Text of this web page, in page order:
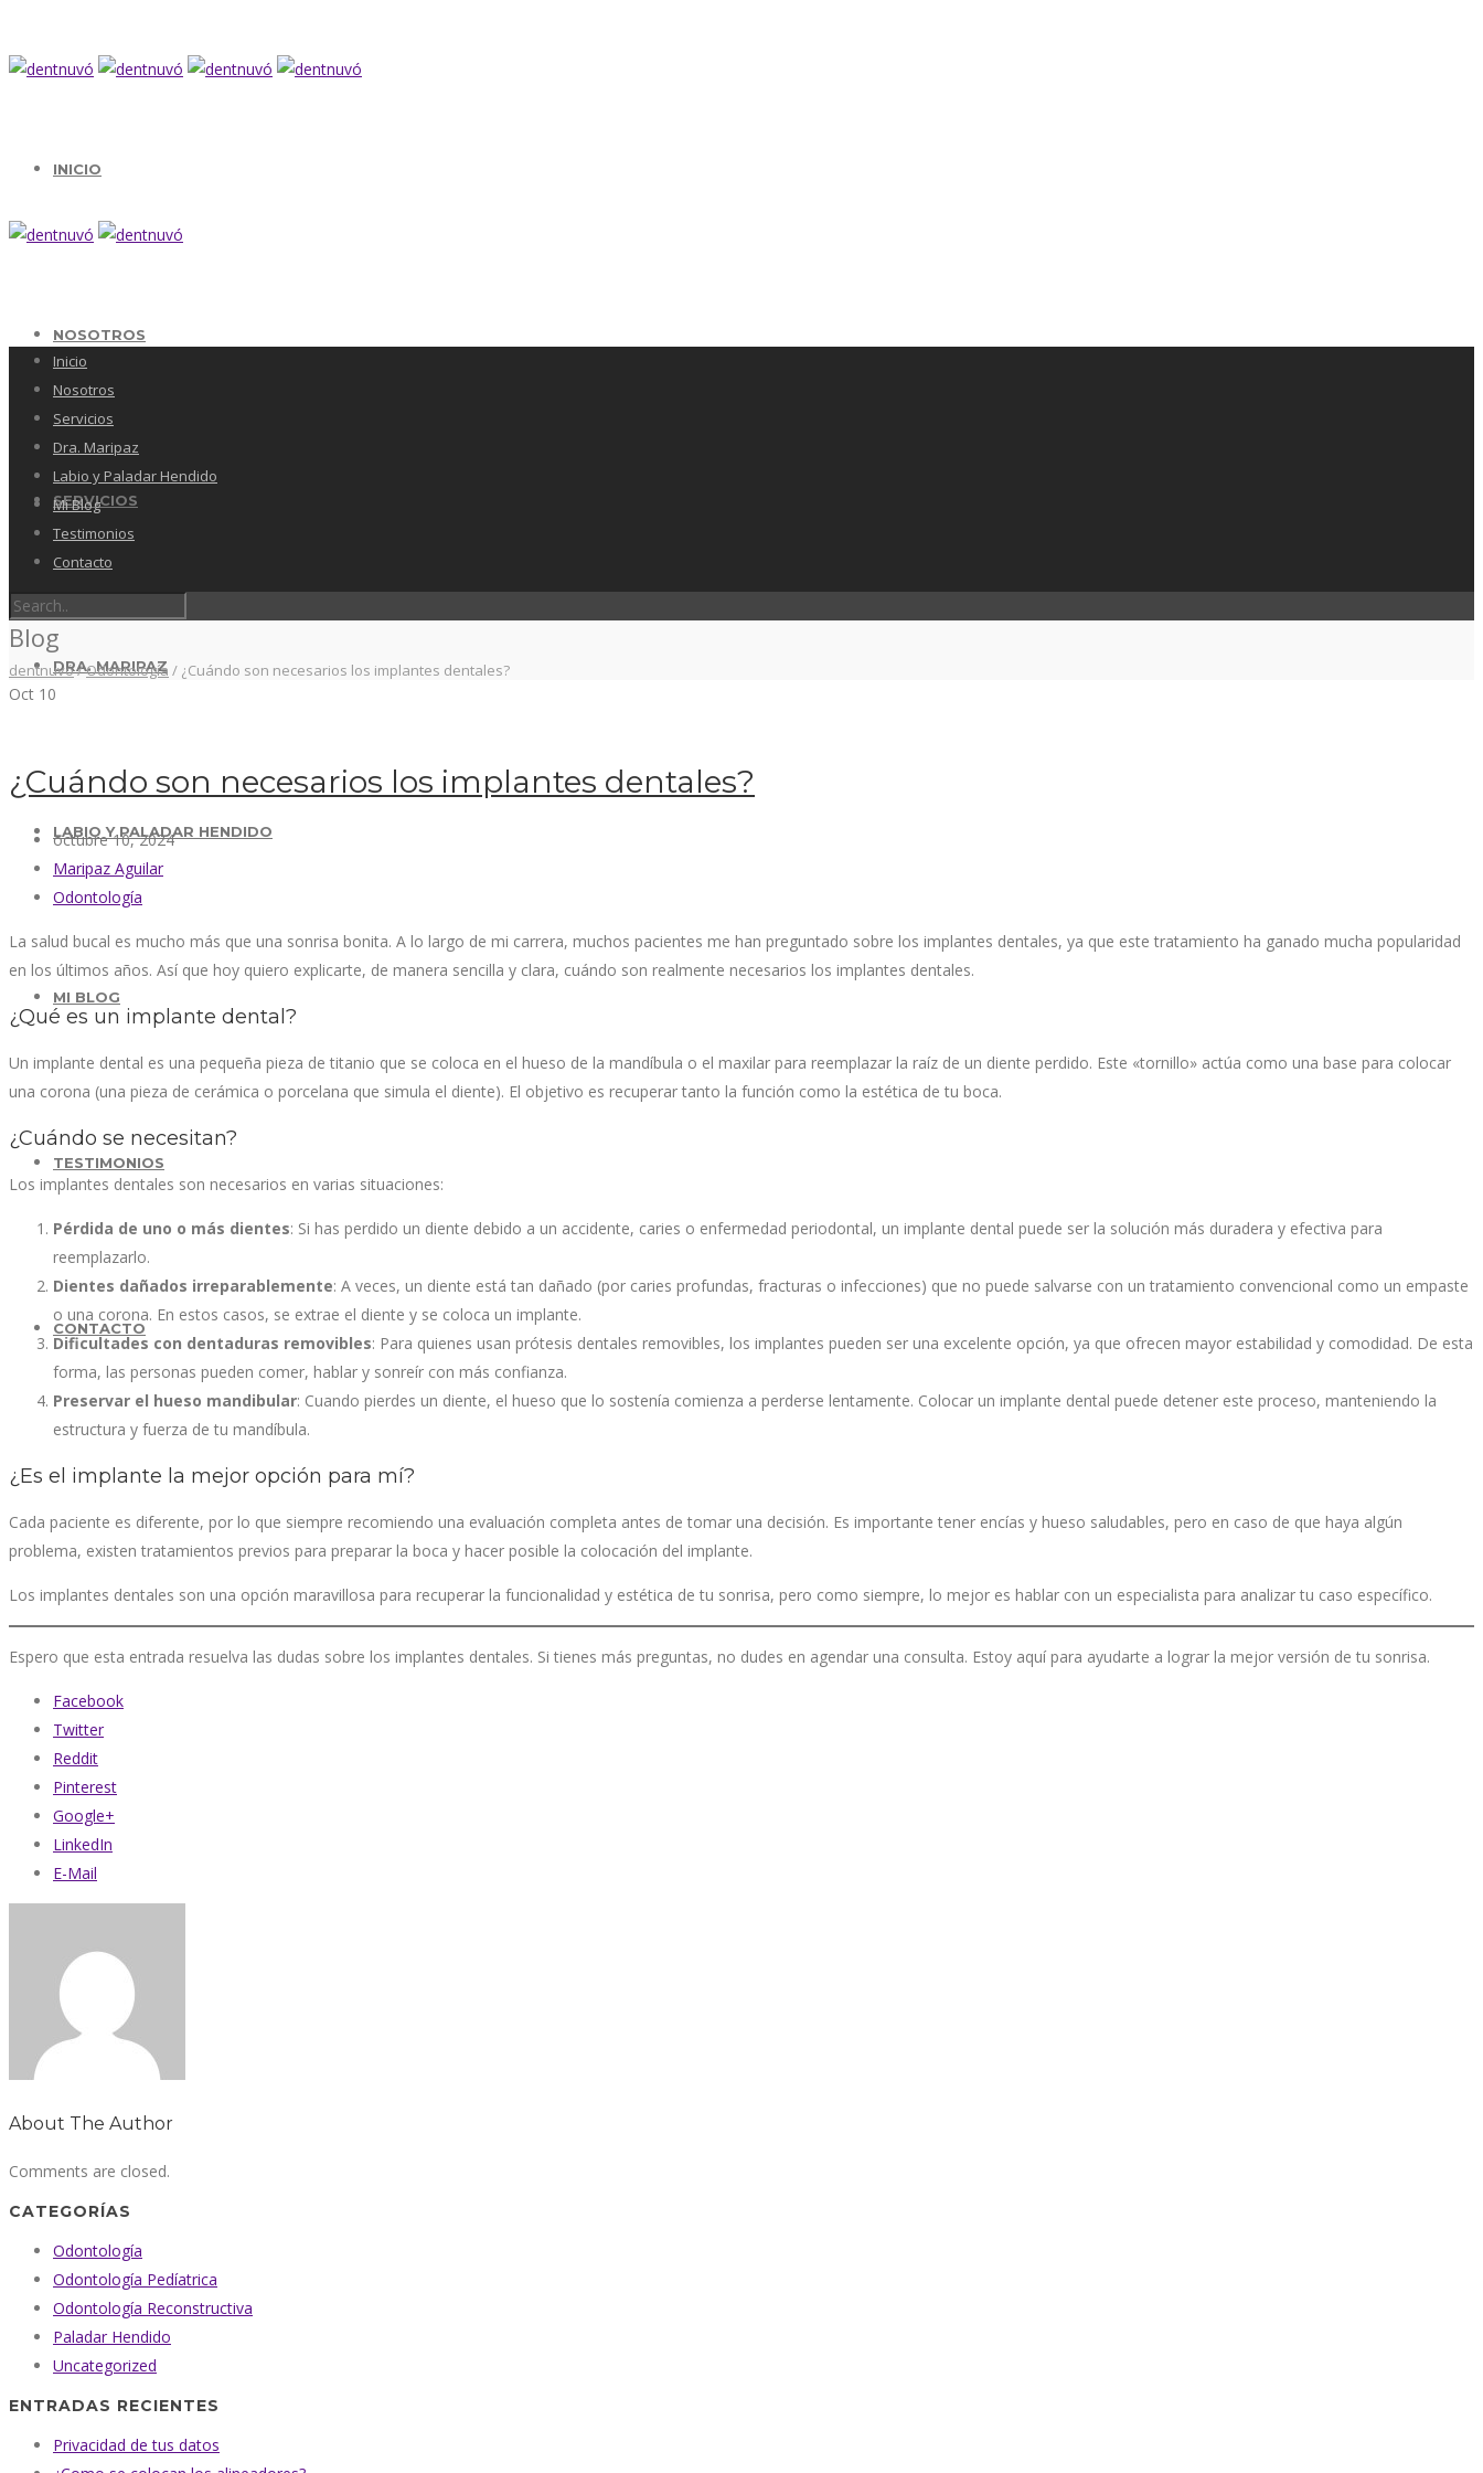
INICIO
NOSOTROS
SERVICIOS
DRA. MARIPAZ
LABIO Y PALADAR HENDIDO
MI BLOG
TESTIMONIOS
CONTACTO
Inicio
Nosotros
Servicios
Dra. Maripaz
Labio y Paladar Hendido
Mi Blog
Testimonios
Contacto
Blog
dentnuvó/Odontología / ¿Cuándo son necesarios los implantes dentales?
Oct 10
¿Cuándo son necesarios los implantes dentales?
octubre 10, 2024
Maripaz Aguilar
Odontología
La salud bucal es mucho más que una sonrisa bonita. A lo largo de mi carrera, muchos pacientes me han preguntado sobre los implantes dentales, ya que este tratamiento ha ganado mucha popularidad
en los últimos años. Así que hoy quiero explicarte, de manera sencilla y clara, cuándo son realmente necesarios los implantes dentales.
¿Qué es un implante dental?
Un implante dental es una pequeña pieza de titanio que se coloca en el hueso de la mandíbula o el maxilar para reemplazar la raíz de un diente perdido. Este «tornillo» actúa como una base para colocar
una corona (una pieza de cerámica o porcelana que simula el diente). El objetivo es recuperar tanto la función como la estética de tu boca.
¿Cuándo se necesitan?
Los implantes dentales son necesarios en varias situaciones:
Pérdida de uno o más dientes: Si has perdido un diente debido a un accidente, caries o enfermedad periodontal, un implante dental puede ser la solución más duradera y efectiva para
reemplazarlo.
Dientes dañados irreparablemente: A veces, un diente está tan dañado (por caries profundas, fracturas o infecciones) que no puede salvarse con un tratamiento convencional como un empaste
o una corona. En estos casos, se extrae el diente y se coloca un implante.
Dificultades con dentaduras removibles: Para quienes usan prótesis dentales removibles, los implantes pueden ser una excelente opción, ya que ofrecen mayor estabilidad y comodidad. De esta
forma, las personas pueden comer, hablar y sonreír con más confianza.
Preservar el hueso mandibular: Cuando pierdes un diente, el hueso que lo sostenía comienza a perderse lentamente. Colocar un implante dental puede detener este proceso, manteniendo la
estructura y fuerza de tu mandíbula.
¿Es el implante la mejor opción para mí?
Cada paciente es diferente, por lo que siempre recomiendo una evaluación completa antes de tomar una decisión. Es importante tener encías y hueso saludables, pero en caso de que haya algún
problema, existen tratamientos previos para preparar la boca y hacer posible la colocación del implante.
Los implantes dentales son una opción maravillosa para recuperar la funcionalidad y estética de tu sonrisa, pero como siempre, lo mejor es hablar con un especialista para analizar tu caso específico.
Espero que esta entrada resuelva las dudas sobre los implantes dentales. Si tienes más preguntas, no dudes en agendar una consulta. Estoy aquí para ayudarte a lograr la mejor versión de tu sonrisa.
Facebook
Twitter
Reddit
Pinterest
Google+
LinkedIn
E-Mail
About The Author
Comments are closed.
CATEGORÍAS
Odontología
Odontología Pedíatrica
Odontología Reconstructiva
Paladar Hendido
Uncategorized
ENTRADAS RECIENTES
Privacidad de tus datos